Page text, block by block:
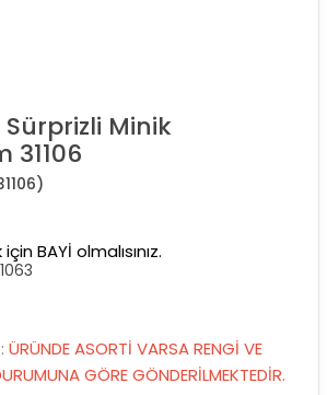
Minik
31106
BAYİ olmalısınız.
: ÜRÜNDE ASORTİ VARSA RENGİ VE
GÖRE GÖNDERİLMEKTEDİR.